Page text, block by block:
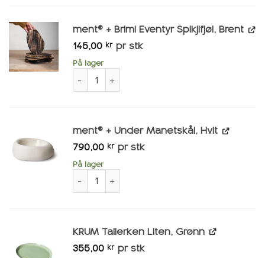
ment® + Brimi Eventyr Spikjifjøl, Brent
145,00 kr pr stk
På lager
ment® + Brimi Eventyr Spikjifjøl, Brent antall
ment® + Under Manetskål, Hvit
790,00 kr pr stk
På lager
ment® + Under Manetskål, Hvit antall
KRUM Tallerken Liten, Grønn
355,00 kr pr stk